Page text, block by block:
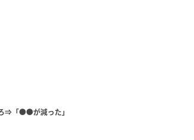
⇒「●●が減った」